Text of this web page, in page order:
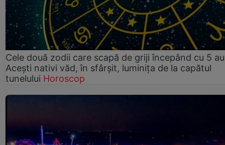
Cele două zodii care scapă de griji începând cu 5
Acești nativi văd, în sfârșit, luminița de la capătul
tunelului Horoscop